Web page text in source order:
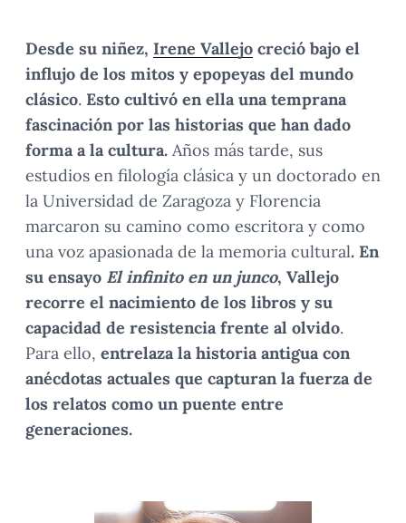
Desde su niñez, Irene Vallejo creció bajo el
influjo de los mitos y epopeyas del mundo
clásico. Esto cultivó en ella una temprana
fascinación por las historias que han dado
forma a la cultura. Años más tarde, sus
estudios en filología clásica y un doctorado en
la Universidad de Zaragoza y Florencia
marcaron su camino como escritora y como
una voz apasionada de la memoria cultural. En
su ensayo El infinito en un junco, Vallejo
recorre el nacimiento de los libros y su
capacidad de resistencia frente al olvido.
Para ello, entrelaza la historia antigua con
anécdotas actuales que capturan la fuerza de
los relatos como un puente entre
generaciones.